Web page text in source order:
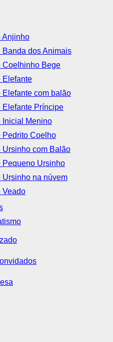
Anjinho
Banda dos Animais
Coelhinho Bege
Elefante
Elefante com balão
Elefante Príncipe
Inicial Menino
Pedrito Coelho
Ursinho com Balão
Pequeno Ursinho
Ursinho na núvem
Veado